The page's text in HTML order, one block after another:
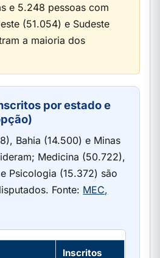
e 5.248 pessoas com
(51.054) e Sudeste
a maioria dos
por estado e
Bahia (14.500) e Minas
Medicina (50.722),
Psicologia (15.372) são
Fonte: MEC,
Inscritos